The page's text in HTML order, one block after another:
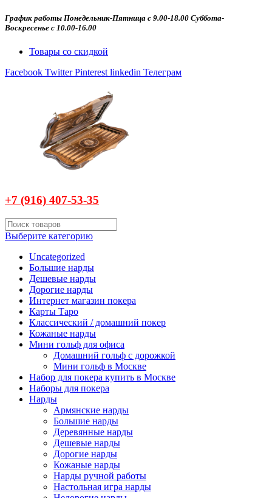
График работы Понедельник-Пятница с 9.00-18.00 Суббота-
Воскресенье с 10.00-16.00
Товары со скидкой
Facebook Twitter Pinterest linkedin Телеграм
+7 (916) 407-53-35
Выберите категорию
Uncategorized
Большие нарды
Дешевые нарды
Дорогие нарды
Интернет магазин покера
Карты Таро
Классический / домашний покер
Кожаные нарды
Мини гольф для офиса
Домашний гольф с дорожкой
Мини гольф в Москве
Набор для покера купить в Москве
Наборы для покера
Нарды
Армянские нарды
Большие нарды
Деревянные нарды
Дешевые нарды
Дорогие нарды
Кожаные нарды
Нарды ручной работы
Настольная игра нарды